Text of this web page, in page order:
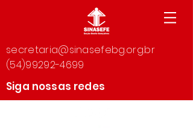
secretaria@sinasefebg.org.br
(54)99292-4699
Siga nossas redes